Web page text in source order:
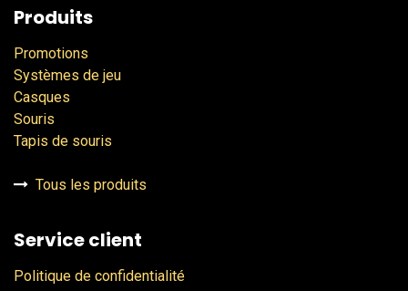
Produits
Promotions
Systèmes de jeu
Casques
Souris
Tapis de souris
Tous les produits
Service client
Politique de confidentialité